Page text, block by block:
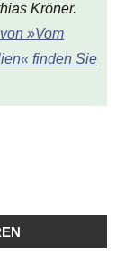
Kröner.
»Vom
finden Sie